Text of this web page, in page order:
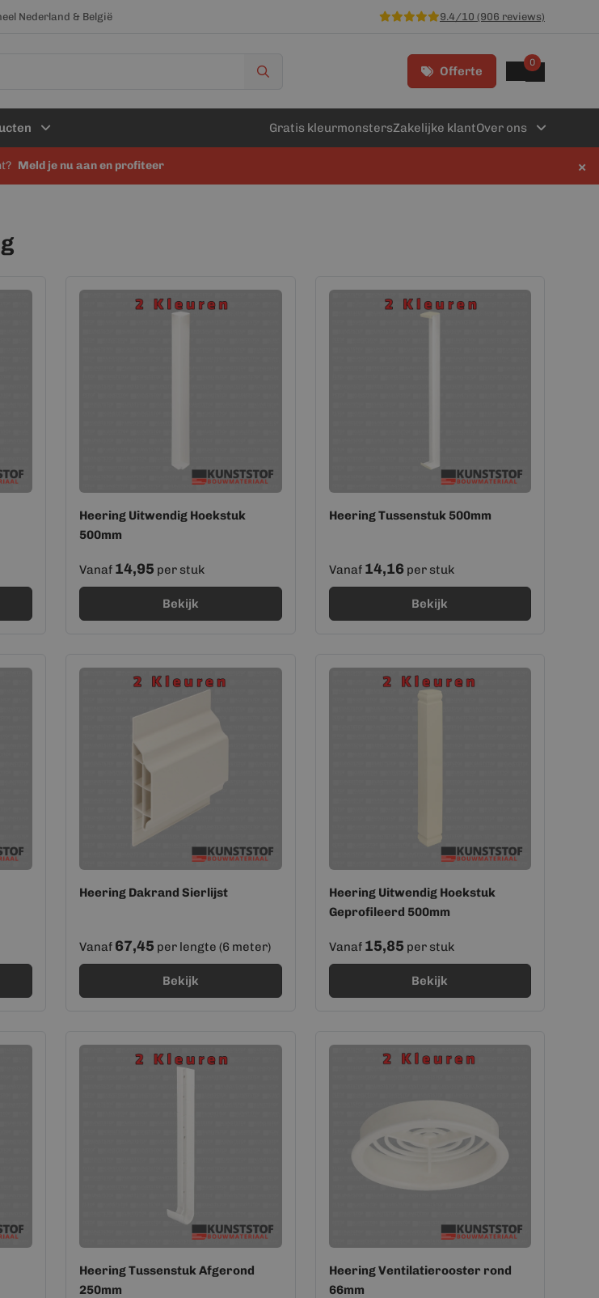
Nederland & België 9.4/10 (906 reviews)
Offerte
0
Gratis kleurmonstersZakelijke klantOver ons
Meld je nu aan en profiteer ×
Heering Uitwendig Hoekstuk
500mm
Vanaf 14,95 per stuk
Bekijk
Heering Tussenstuk 500mm
Vanaf 14,16 per stuk
Bekijk
Heering Dakrand Sierlijst
Vanaf 67,45 per lengte (6 meter)
Bekijk
Heering Uitwendig Hoekstuk
Geprofileerd 500mm
Vanaf 15,85 per stuk
Bekijk
Heering Tussenstuk Afgerond
250mm
Heering Ventilatierooster rond
66mm